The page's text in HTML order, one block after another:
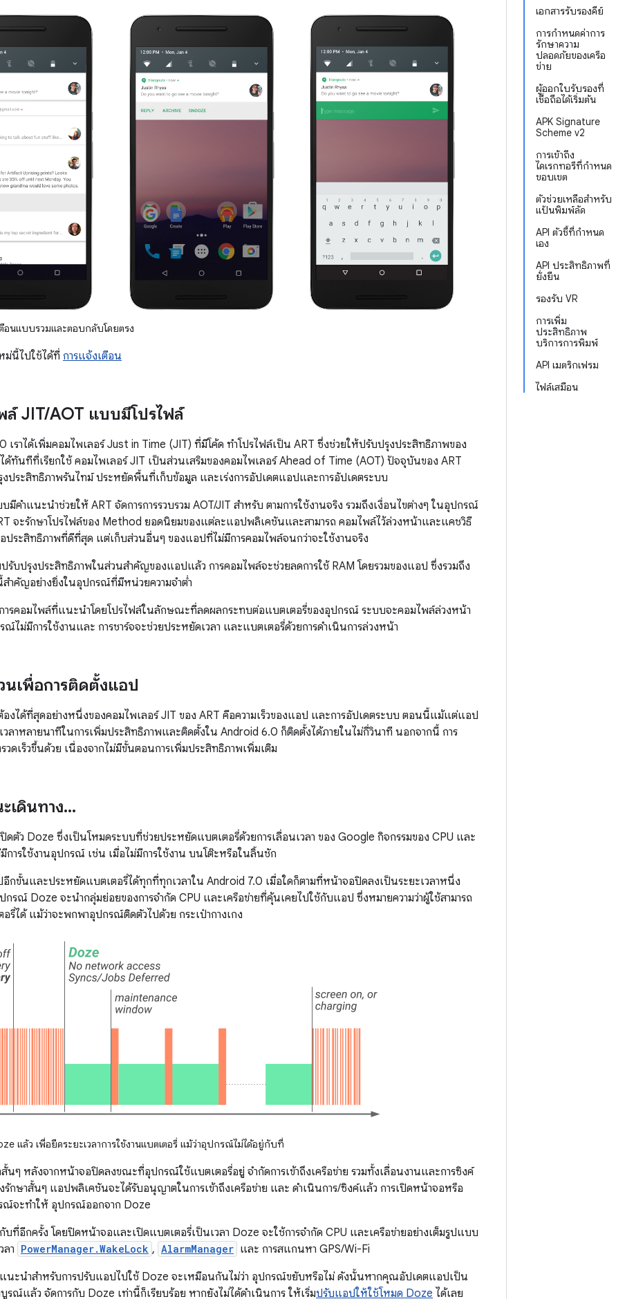
เอกสารรับรองคีย์
การกำหนดค่าการ
รักษาความ
ปลอดภัยของเครือ
ข่าย
ผู้ออกใบรับรองที่
เชื่อถือได้เริ่มต้น
APK Signature
Scheme v2
การเข้าถึง
ไดเรกทอรีที่กำหนด
ขอบเขต
ตัวช่วยเหลือสำหรับ
แป้นพิมพ์ลัด
API ตัวชี้ที่กำหนด
เอง
API ประสิทธิภาพที่
ยั่งยืน
รองรับ VR
การเพิ่ม
ประสิทธิภาพ
บริการการพิมพ์
API เมตริกเฟรม
ไฟล์เสมือน
ตือนแบบรวมและตอบกลับโดยตรง
ม่นี้ไปใช้ได้ที่การแจ้งเตือน
ล์ JIT/AOT แบบมีโปรไฟล์
เราได้เพิ่มคอมไพเลอร์ Just in Time (JIT) ที่มีโค้ด ทำโปรไฟล์เป็น ART ซึ่งช่วยให้ปรับปรุงประสิทธิภาพของ
ทันทีที่เรียกใช้ คอมไพเลอร์ JIT เป็นส่วนเสริมของคอมไพเลอร์ Ahead of Time (AOT) ปัจจุบันของ ART
ประสิทธิภาพรันไทม์ ประหยัดพื้นที่เก็บข้อมูล และเร่งการอัปเดตแอปและการอัปเดตระบบ
มีคำแนะนำช่วยให้ ART จัดการการรวบรวม AOT/JIT สำหรับ ตามการใช้งานจริง รวมถึงเงื่อนไขต่างๆ ในอุปกรณ์
จะรักษาโปรไฟล์ของ Method ยอดนิยมของแต่ละแอปพลิเคชันและสามารถ คอมไพล์ไว้ล่วงหน้าและแคชวิธี
ประสิทธิภาพที่ดีที่สุด แต่เก็บส่วนอื่นๆ ของแอปที่ไม่มีการคอมไพล์จนกว่าจะใช้งานจริง
รับปรุงประสิทธิภาพในส่วนสำคัญของแอปแล้ว การคอมไพล์จะช่วยลดการใช้ RAM โดยรวมของแอป ซึ่งรวมถึง
สำคัญอย่างยิ่งในอุปกรณ์ที่มีหน่วยความจำต่ำ
ารคอมไพล์ที่แนะนำโดยโปรไฟล์ในลักษณะที่ลดผลกระทบต่อแบตเตอรี่ของอุปกรณ์ ระบบจะคอมไพล์ล่วงหน้า
ณ์ไม่มีการใช้งานและ การชาร์จจะช่วยประหยัดเวลา และแบตเตอรี่ด้วยการดำเนินการล่วงหน้า
นเพื่อการติดตั้งแอป
งได้ที่สุดอย่างหนึ่งของคอมไพเลอร์ JIT ของ ART คือความเร็วของแอป และการอัปเดตระบบ ตอนนี้แม้แต่แอป
ลาหลายนาทีในการเพิ่มประสิทธิภาพและติดตั้งใน Android 6.0 ก็ติดตั้งได้ภายในไม่กี่วินาที นอกจากนี้ การ
วดเร็วขึ้นด้วย เนื่องจากไม่มีขั้นตอนการเพิ่มประสิทธิภาพเพิ่มเติม
เดินทาง...
ดตัว Doze ซึ่งเป็นโหมดระบบที่ช่วยประหยัดแบตเตอรี่ด้วยการเลื่อนเวลา ของ Google กิจกรรมของ CPU และ
มีการใช้งานอุปกรณ์ เช่น เมื่อไม่มีการใช้งาน บนโต๊ะหรือในลิ้นชัก
อีกขั้นและประหยัดแบตเตอรี่ได้ทุกที่ทุกเวลาใน Android 7.0 เมื่อใดก็ตามที่หน้าจอปิดลงเป็นระยะเวลาหนึ่ง
รณ์ Doze จะนำกลุ่มย่อยของการจำกัด CPU และเครือข่ายที่คุ้นเคยไปใช้กับแอป ซึ่งหมายความว่าผู้ใช้สามารถ
รี่ได้ แม้ว่าจะพกพาอุปกรณ์ติดตัวไปด้วย กระเป๋ากางเกง
แล้ว เพื่อยืดระยะเวลาการใช้งานแบตเตอรี่ แม้ว่าอุปกรณ์ไม่ได้อยู่กับที่
สั้นๆ หลังจากหน้าจอปิดลงขณะที่อุปกรณ์ใช้แบตเตอรี่อยู่ จำกัดการเข้าถึงเครือข่าย รวมทั้งเลื่อนงานและการซิงค์
งรักษาสั้นๆ แอปพลิเคชันจะได้รับอนุญาตในการเข้าถึงเครือข่าย และ ดำเนินการ/ซิงค์แล้ว การเปิดหน้าจอหรือ
ณ์จะทำให้ อุปกรณ์ออกจาก Doze
ที่อีกครั้ง โดยปิดหน้าจอและเปิดแบตเตอรี่เป็นเวลา Doze จะใช้การจำกัด CPU และเครือข่ายอย่างเต็มรูปแบบ
ลา PowerManager.WakeLock , AlarmManager และ การสแกนหา GPS/Wi-Fi
นะนำสำหรับการปรับแอปไปใช้ Doze จะเหมือนกันไม่ว่า อุปกรณ์ขยับหรือไม่ ดังนั้นหากคุณอัปเดตแอปเป็น
รณ์แล้ว จัดการกับ Doze เท่านี้ก็เรียบร้อย หากยังไม่ได้ดำเนินการ ให้เริ่มปรับแอปให้ใช้โหมด Doze ได้เลย